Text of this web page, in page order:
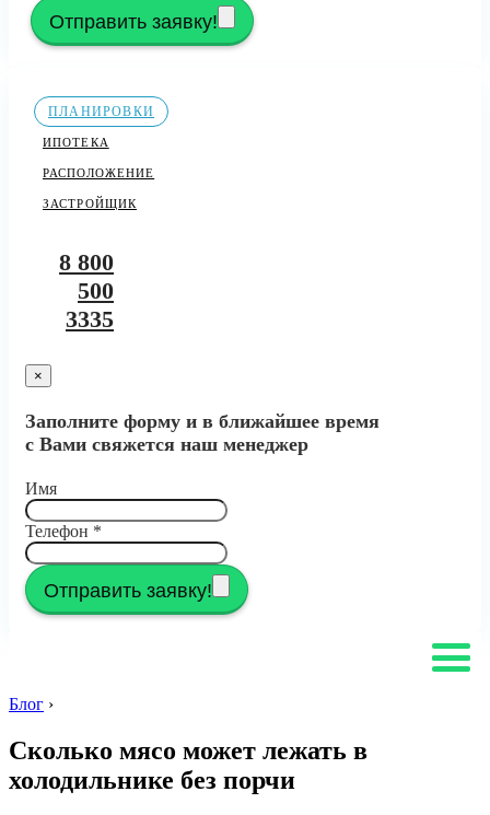
Отправить заявку!
ПЛАНИРОВКИ
ИПОТЕКА
РАСПОЛОЖЕНИЕ
ЗАСТРОЙЩИК
8 800
500
3335
×
Заполните форму и в ближайшее время
с Вами свяжется наш менеджер
Имя
Телефон *
Отправить заявку!
Блог ›
Сколько мясо может лежать в
холодильнике без порчи